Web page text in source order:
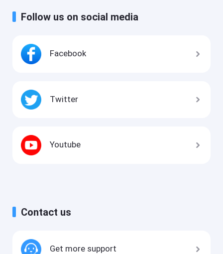
Follow us on social media
Facebook
Twitter
Youtube
Contact us
Get more support